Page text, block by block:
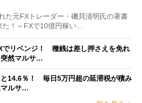
た元FXトレーダー・磯貝清明氏の著書
た！～FXで10億円稼い…
でリベンジ！ 種銭は差し押さえを免れ
突然マルサ…
と14.6％！ 毎日5万円超の延滞税が積み
マルサ…